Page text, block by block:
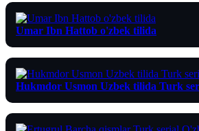
Umar Ibn Hattob o'zbek tilida
Hukmdor Usmon Uzbek tilida Turk